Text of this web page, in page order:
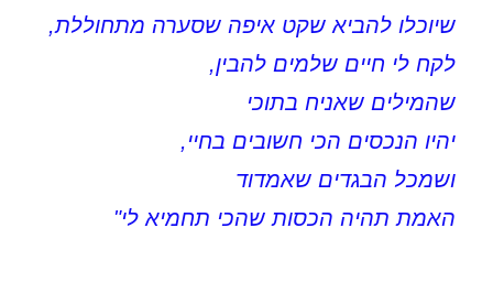
שיוכלו להביא שקט איפה שסערה מתחוללת,
לקח לי חיים שלמים להבין,
שהמילים שאניח בתוכי
יהיו הנכסים הכי חשובים בחיי,
ושמכל הבגדים שאמדוד
האמת תהיה הכסות שהכי תחמיא לי"